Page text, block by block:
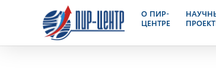
О ПИР-
ЦЕНТРЕ